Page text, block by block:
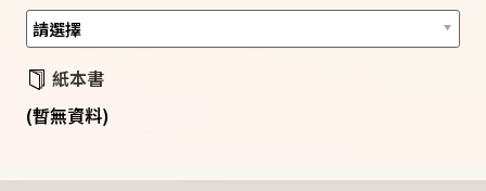
紙本書
(暫無資料)